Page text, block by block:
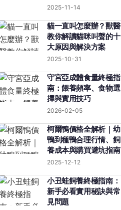
2025-11-14
貓一直叫怎麼辦？獸醫
教你解讀貓咪叫聲的十
大原因與解決方案
2025-10-31
守宮亞成體食量終極指
南：餵養頻率、食物選
擇與實用技巧
2026-02-05
柯爾鴨價格全解析｜幼
鴨到種鴨合理行情、飼
養成本與購買避坑指南
2025-12-12
小丑蛙飼養終極指南：
新手必看實用秘訣與常
見問題